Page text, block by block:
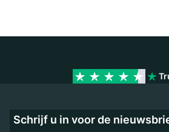
Schrijf u in voor de